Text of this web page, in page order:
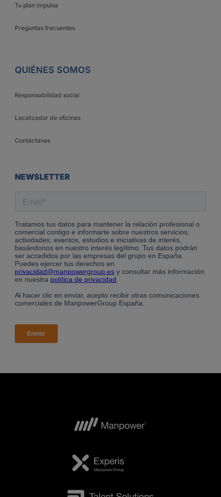
Tu plan impulsa
Preguntas frecuentes
QUIÉNES SOMOS
Responsabilidad social
Localizador de oficinas
Contáctanos
NEWSLETTER